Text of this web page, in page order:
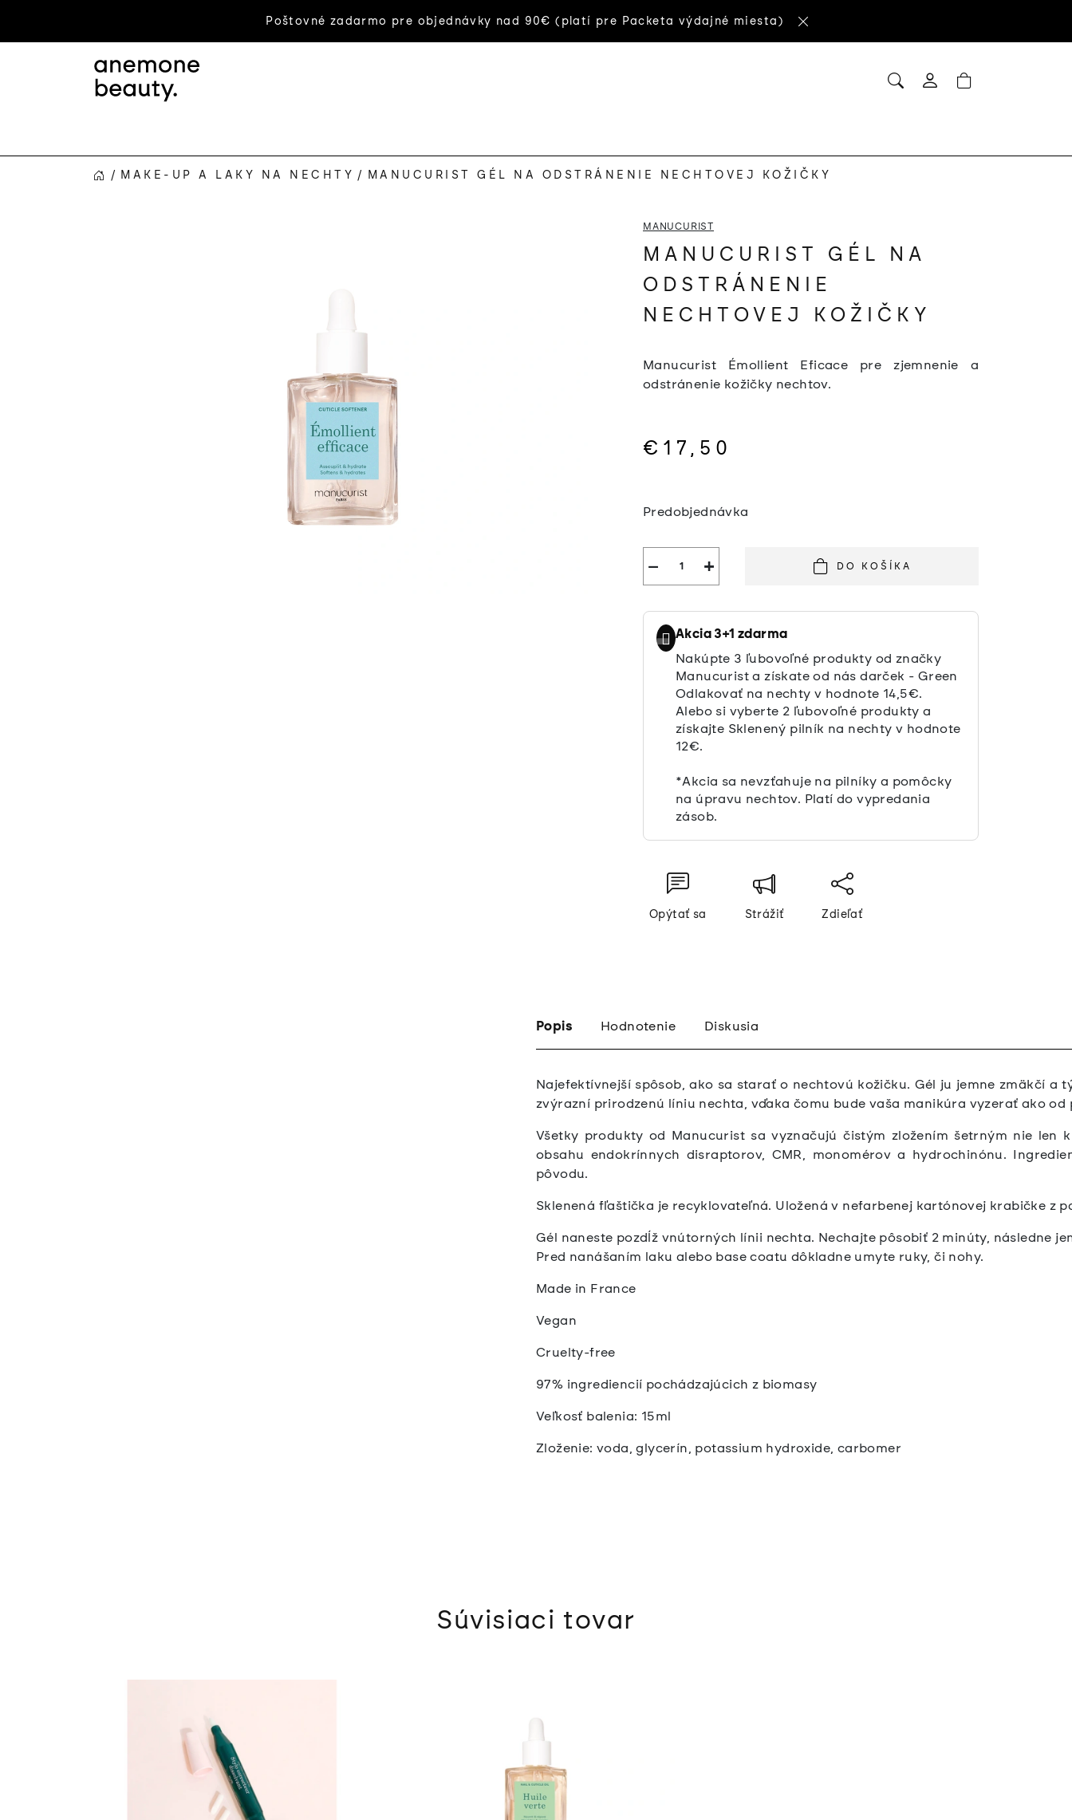
obsah
Poštovné zadarmo pre objednávky nad 90€ (platí pre Packeta výdajné miesta)
HĽADAŤNÁKUPNÝ
DOMOV
/ MAKE-UP A LAKY NA NECHTY / MANUCURIST GÉL NA ODSTRÁNENIE NECHTOVEJ KOŽIČKY
MANUCURIST
MANUCURIST GÉL NA
ODSTRÁNENIE
NECHTOVEJ KOŽIČKY
Manucurist Émollient Eficace pre zjemnenie a
odstránenie kožičky nechtov.
€17,50
cena:
Predobjednávka
+
− DO KOŠÍKA
Akcia 3+1 zdarma
Nakúpte 3 ľubovoľné produkty od značky
Manucurist a získate od nás darček - Green
Odlakovať na nechty v hodnote 14,5€.
Alebo si vyberte 2 ľubovoľné produkty a
získajte Sklenený pilník na nechty v hodnote
12€.
*Akcia sa nevzťahuje na pilníky a pomôcky
na úpravu nechtov. Platí do vypredania
zásob.
Opýtať sa Strážiť Zdieľať
Popis Hodnotenie Diskusia
Najefektívnejší spôsob, ako sa starať o nechtovú kožičku. Gél ju jemne zmäkčí a
zvýrazní prirodzenú líniu nechta, vďaka čomu bude vaša manikúra vyzerať ako
Všetky produkty od Manucurist sa vyznačujú čistým zložením šetrným nie len
obsahu endokrínnych disraptorov, CMR, monomérov a hydrochinónu.
pôvodu.
Sklenená fľaštička je recyklovateľná. Uložená v nefarbenej kartónovej krabičke z
Gél naneste pozdĺž vnútorných línii nechta. Nechajte pôsobiť 2 minúty, následne
Pred nanášaním laku alebo base coatu dôkladne umyte ruky, či nohy.
Made in France
Vegan
Cruelty-free
97% ingrediencií pochádzajúcich z biomasy
Veľkosť balenia: 15ml
Zloženie: voda, glycerín, potassium hydroxide, carbomer
Súvisiaci tovar